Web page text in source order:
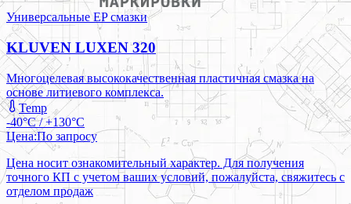
Универсальные EP смазки
KLUVEN LUXEN 320
Многоцелевая высококачественная пластичная смазка на
основе литиевого комплекса.
Temp
-40°C / +130°C
Цена:По запросу
Цена носит ознакомительный характер. Для получения
точного КП с учетом ваших условий, пожалуйста, свяжитесь с
отделом продаж